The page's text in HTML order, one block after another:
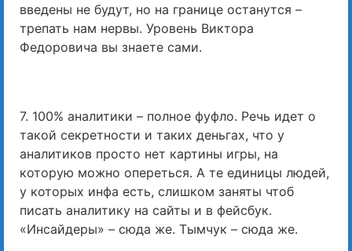
введены не будут, но на границе останутся –
трепать нам нервы. Уровень Виктора
Федоровича вы знаете сами.
7. 100% аналитики – полное фуфло. Речь идет о
такой секретности и таких деньгах, что у
аналитиков просто нет картины игры, на
которую можно опереться. А те единицы людей,
у которых инфа есть, слишком заняты чтоб
писать аналитику на сайты и в фейсбук.
«Инсайдеры» – сюда же. Тымчук – сюда же.